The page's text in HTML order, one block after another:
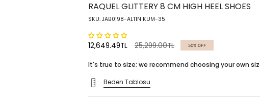
RAQUEL GLITTERY 8 CM HIGH HEEL SHOES
SKU: JAB0198-ALTIN KUM-35
12,649.49TL
Regular
25,299.00TL 50% OFF
It's true to size; we recommend choosing your own
Beden Tablosu